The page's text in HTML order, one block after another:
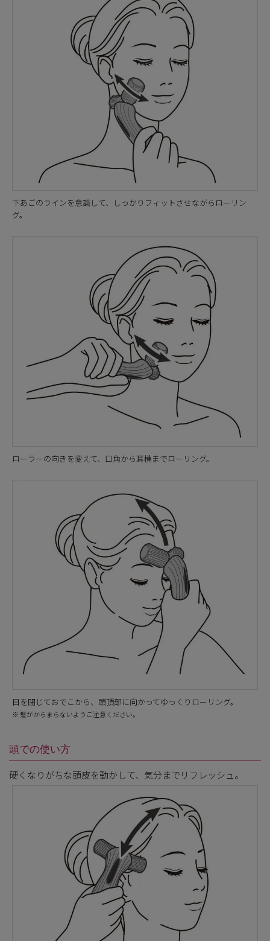
下あごのラインを意識して、しっかりフィットさせながらローリン
グ。
ローラーの向きを変えて、口角から耳横までローリング。
目を閉じておでこから、頭頂部に向かってゆっくりローリング。
※ 髪がからまらないようご注意ください。
頭での使い方
硬くなりがちな頭皮を動かして、気分までリフレッシュ。